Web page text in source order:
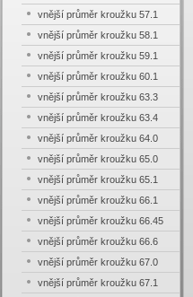
vnější průměr kroužku 57.1
vnější průměr kroužku 58.1
vnější průměr kroužku 59.1
vnější průměr kroužku 60.1
vnější průměr kroužku 63.3
vnější průměr kroužku 63.4
vnější průměr kroužku 64.0
vnější průměr kroužku 65.0
vnější průměr kroužku 65.1
vnější průměr kroužku 66.1
vnější průměr kroužku 66.45
vnější průměr kroužku 66.6
vnější průměr kroužku 67.0
vnější průměr kroužku 67.1